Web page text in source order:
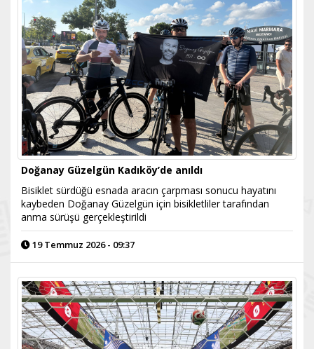
Doğanay Güzelgün Kadıköy’de anıldı
Bisiklet sürdüğü esnada aracın çarpması sonucu hayatını
kaybeden Doğanay Güzelgün için bisikletliler tarafından
anma sürüşü gerçekleştirildi
19 Temmuz 2026 - 09:37